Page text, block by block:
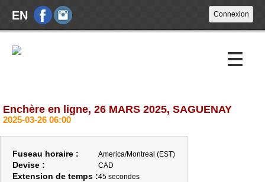
EN
Encans à venir
Encans passés
Calendrier
Enchère en ligne, 26 MARS 2025, SAGUENAY
2025-03-26 06:00
Fuseau horaire : America/Montreal (EST)
Devise : CAD
Extension de temps :45 secondes